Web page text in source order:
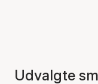
Udvalgte